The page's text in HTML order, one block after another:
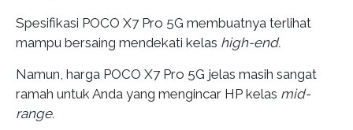
Spesifikasi POCO X7 Pro 5G membuatnya terlihat
mampu bersaing mendekati kelas high-end.
Namun, harga POCO X7 Pro 5G jelas masih sangat
ramah untuk Anda yang mengincar HP kelas mid-
range.